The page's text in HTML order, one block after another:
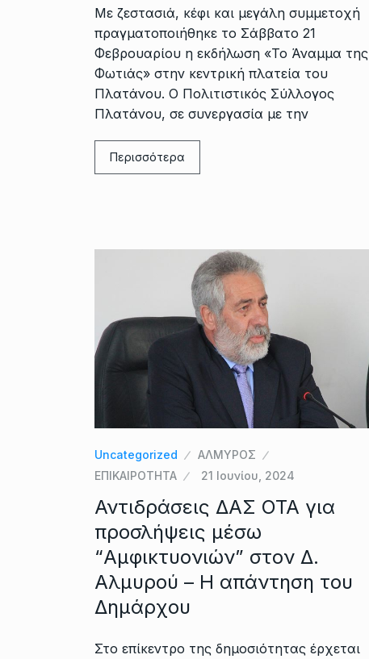
Με ζεστασιά, κέφι και μεγάλη συμμετοχή
πραγματοποιήθηκε το Σάββατο 21
Φεβρουαρίου η εκδήλωση «Το Άναμμα της
Φωτιάς» στην κεντρική πλατεία του
Πλατάνου. Ο Πολιτιστικός Σύλλογος
Πλατάνου, σε συνεργασία με την
Περισσότερα
Uncategorized
ΑΛΜΥΡΟΣ
ΕΠΙΚΑΙΡΟΤΗΤΑ
21 Ιουνίου, 2024
Αντιδράσεις ΔΑΣ ΟΤΑ για
προσλήψεις μέσω
“Αμφικτυονιών” στον Δ.
Αλμυρού – Η απάντηση του
Δημάρχου
Στο επίκεντρο της δημοσιότητας έρχεται